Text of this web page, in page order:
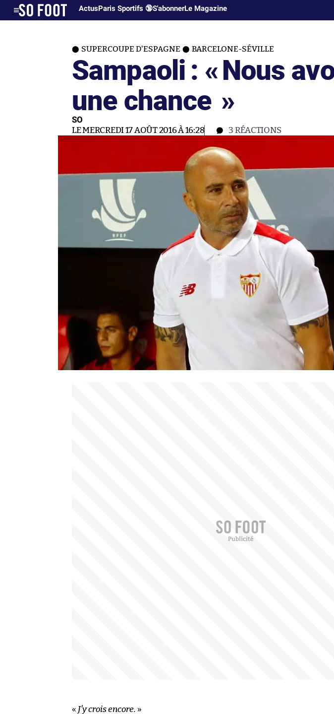
ActusParis Sportifs 🔞S'abonnerLe Magazine
SUPERCOUPE D'ESPAGNE BARCELONE-SÉVILLE
Sampaoli : «Nous
une chance »
SO
LE MERCREDI 17 AOÛT 2016 À 16:28 3 RÉACTIONS
« J’y crois encore. »